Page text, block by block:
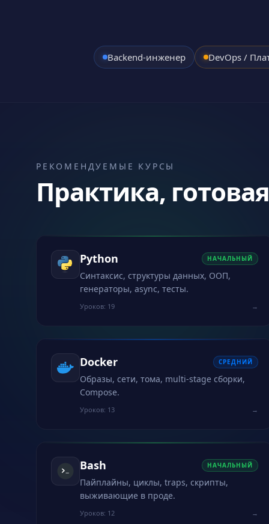
Backend-инженер DevOps /
РЕКОМЕНДУЕМЫЕ КУРСЫ
Практика,
Python НАЧАЛЬНЫЙ
Синтаксис, структуры данных, ООП,
генераторы, async, тесты.
Уроков: 19 →
Docker СРЕДНИЙ
Образы, сети, тома, multi-stage сборки,
Compose.
Уроков: 13 →
Bash НАЧАЛЬНЫЙ
Пайплайны, циклы, traps, скрипты,
выживающие в проде.
Уроков: 12 →